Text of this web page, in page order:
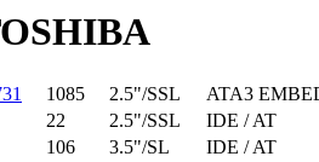
1085 2.5"/SSL
ATA3
22 2.5"/SSL
IDE / AT
106 3.5"/SL
IDE / AT